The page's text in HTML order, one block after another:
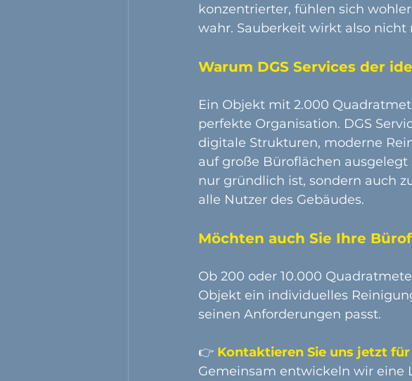
konzentrierter, fühlen sich
wahr. Sauberkeit wirkt also
Warum DGS Services der
Ein Objekt mit 2.000
perfekte Organisation. DGS
digitale Strukturen, moderne
auf große Büroflächen
nur gründlich ist, sondern auch
alle Nutzer des Gebäudes.
Möchten auch Sie Ihre
Ob 200 oder 10.000
Objekt ein individuelles
seinen Anforderungen passt.
👉 Kontaktieren Sie uns jetzt
Gemeinsam entwickeln wir eine